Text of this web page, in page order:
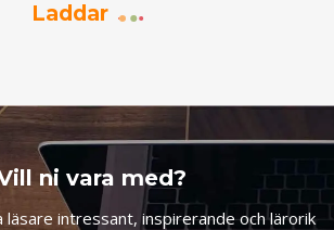
Laddar
ni vara med?
läsare intressant, inspirerande och lärorik